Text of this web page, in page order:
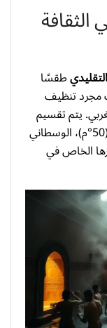
طقسًا
مجرد تنظيف
يتم تقسيم
الحمام إلى ثلاث مناطق رئيسية: الدخلاني (50°م)، الوسطاني
لها دورها الخاص في